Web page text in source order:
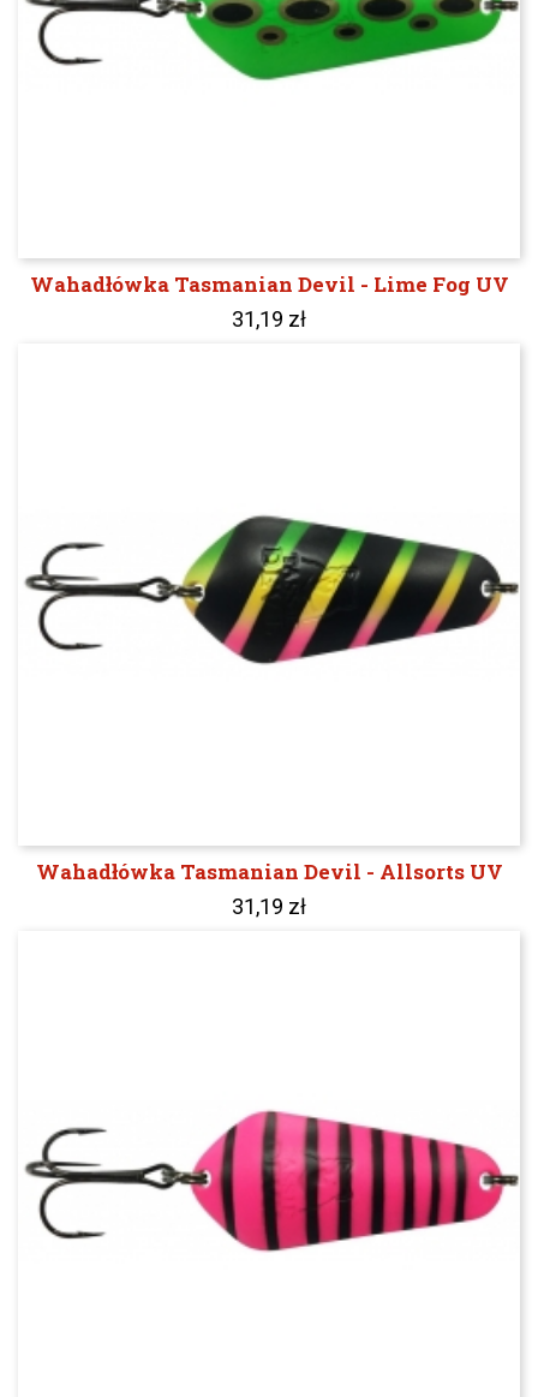
Wahadłówka Tasmanian Devil - Lime Fog UV
31,19 zł
Wahadłówka Tasmanian Devil - Allsorts UV
31,19 zł